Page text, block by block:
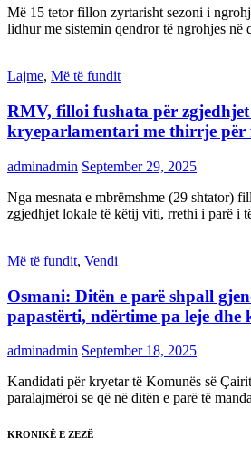
Më 15 tetor fillon zyrtarisht sezoni i
lidhur me sistemin qendror të ngrohjes
Lajme, Më të fundit
RMV, filloi fushata për
kryeparlamentari me thirrje për
adminadmin September 29, 2025
Nga mesnata e mbrëmshme (29 shtator)
zgjedhjet lokale të këtij viti, rrethi i parë i
Më të fundit, Vendi
Osmani: Ditën e parë shpall
papastërti, ndërtime pa leje dhe
adminadmin September 18, 2025
Kandidati për kryetar të Komunës së
paralajmëroi se që në ditën e parë të
KRONIKË E ZEZË